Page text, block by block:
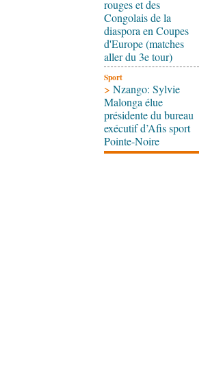
rouges et des
Congolais de la
diaspora en Coupes
d'Europe (matches
aller du 3e tour)
Sport
> Nzango: Sylvie
Malonga élue
présidente du bureau
exécutif d’Afis sport
Pointe-Noire